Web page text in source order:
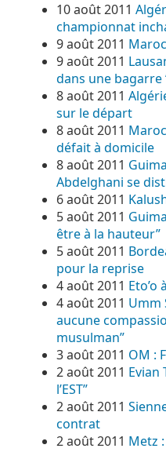
10 août 2011
championnat
9 août 2011
9 août 2011
dans une bagarre
8 août 2011
sur le départ
8 août 2011
défait à domicile
8 août 2011
Abdelghani se
6 août 2011
5 août 2011
être à la hauteur”
5 août 2011
pour la reprise
4 août 2011 Eto’o
4 août 2011 Umm
aucune
musulman”
3 août 2011 OM :
2 août 2011 Evian
l’EST”
2 août 2011
contrat
2 août 2011 Metz :